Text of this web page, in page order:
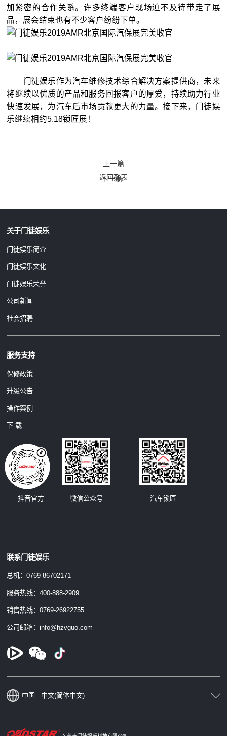
加紧密的合作关系。许多终端客户现场迫不及待带走了展
品，展会结束也有不少客户纷纷下单。
门徒娱乐作为汽车维修技术综合解决方案提供商，未来
将继续以优质的产品和服务回报客户的厚爱，持续助力行业
快速发展，为汽车后市场贡献更大的力量。接下来，门徒娱
乐继续相约5.18锁匠展！
上一篇
下一篇
返回列表
关于门徒娱乐
门徒娱乐简介
门徒娱乐文化
门徒娱乐荣誉
公司新闻
社会招聘
服务支持
保修政策
升级公告
操作案例
下 载
微信公众号
抖音官方 汽车锁匠
联系门徒娱乐
总机：0769-86702171
服务热线：400-888-2909
销售热线：0769-26922755
公司邮箱：info@hzvguo.com
中国 - 中文(简体中文)